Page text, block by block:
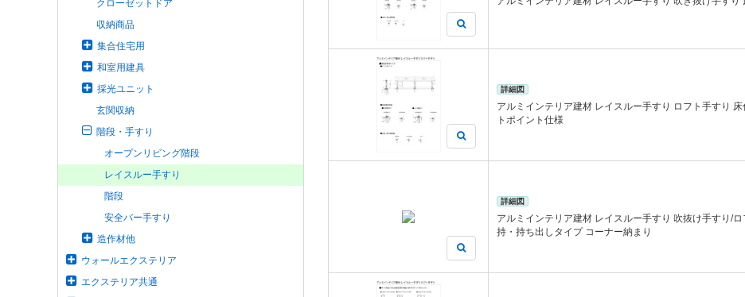
クローゼットドア
収納商品
集合住宅用
和室用建具
採光ユニット
玄関収納
階段・手すり
オープンリビング階段
レイスルー手すり
階段
安全バー手すり
造作材他
ウォールエクステリア
エクステリア共通
詳細図
アルミインテリア建材 レイスルー手すり ロフト手すり 床
トポイント仕様
詳細図
アルミインテリア建材 レイスルー手すり 吹抜け手すり/
持・持ち出しタイプ コーナー納まり